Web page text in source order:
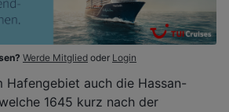
Werde Mitglied oder Login
Hafengebiet auch die Hassan-
1645 kurz nach der